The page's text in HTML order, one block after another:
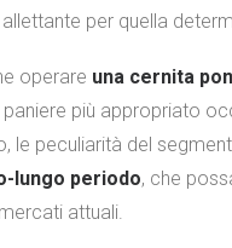
per quella
operare una cernita
più appropriato
le peculiarità del
lungo periodo, che
attuali.